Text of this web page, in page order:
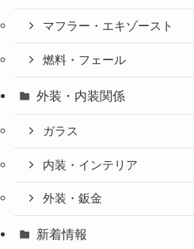
マフラー・エキゾースト
燃料・フェール
外装・内装関係
ガラス
内装・インテリア
外装・鈑金
新着情報